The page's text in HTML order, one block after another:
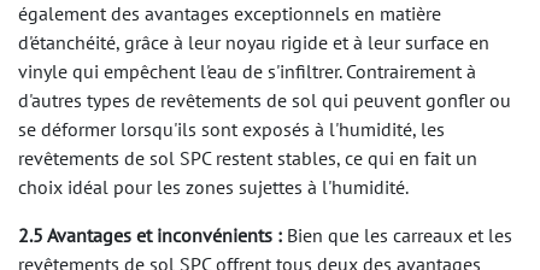
également des avantages exceptionnels en matière
d'étanchéité, grâce à leur noyau rigide et à leur surface en
vinyle qui empêchent l'eau de s'infiltrer. Contrairement à
d'autres types de revêtements de sol qui peuvent gonfler ou
se déformer lorsqu'ils sont exposés à l'humidité, les
revêtements de sol SPC restent stables, ce qui en fait un
choix idéal pour les zones sujettes à l'humidité.
2.5 Avantages et inconvénients : Bien que les carreaux et les
revêtements de sol SPC offrent tous deux des avantages